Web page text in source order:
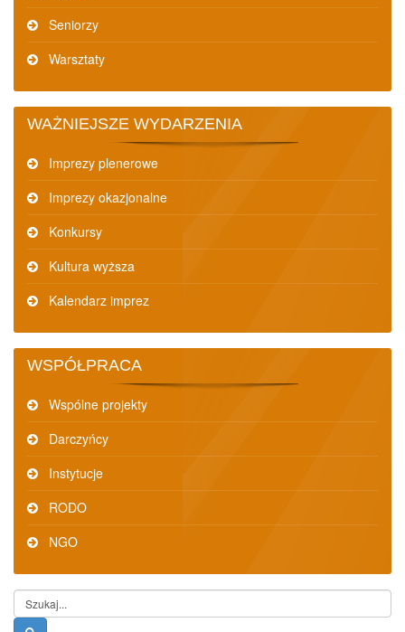
Seniorzy
Warsztaty
WAŻNIEJSZE WYDARZENIA
Imprezy plenerowe
Imprezy okazjonalne
Konkursy
Kultura wyższa
Kalendarz imprez
WSPÓŁPRACA
Wspólne projekty
Darczyńcy
Instytucje
RODO
NGO
Szukaj...